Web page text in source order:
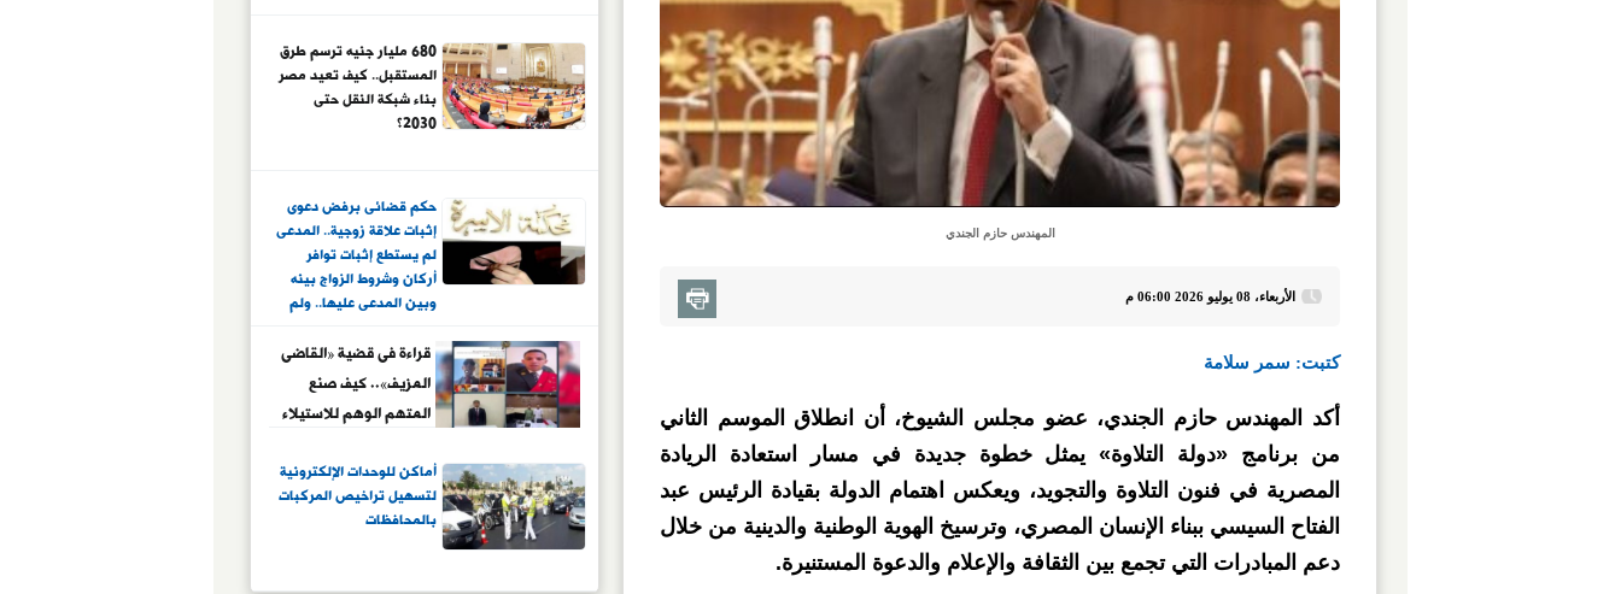
المهندس حازم الجندي
الأربعاء، 08 يوليو 2026 06:00 م
كتبت: سمر سلامة
أكد المهندس حازم الجندي، عضو مجلس الشيوخ، أن انطلاق الموسم الثاني
من برنامج «دولة التلاوة» يمثل خطوة جديدة في مسار استعادة الريادة
المصرية في فنون التلاوة والتجويد، ويعكس اهتمام الدولة بقيادة الرئيس عبد
الفتاح السيسي ببناء الإنسان المصري، وترسيخ الهوية الوطنية والدينية من خلال
دعم المبادرات التي تجمع بين الثقافة والإعلام والدعوة المستنيرة.
680 مليار جنيه ترسم طرق
المستقبل.. كيف تعيد مصر
بناء شبكة النقل حتى
2030؟
حكم قضائى برفض دعوى
إثبات علاقة زوجية.. المدعى
لم يستطع إثبات توافر
أركان وشروط الزواج بينه
وبين المدعى عليها.. ولم
العرفى الذي جحده وكيل
المدعى عليها.. والمحكمة
لم تطمئن لشهادة
الشاهدين
قراءة فى قضية «القاضى
المزيف».. كيف صنع
المتهم الوهم للاستيلاء
أماكن للوحدات الإلكترونية
لتسهيل تراخيص المركبات
بالمحافظات